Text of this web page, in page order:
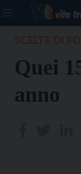
Quei
anno